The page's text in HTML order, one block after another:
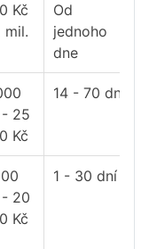
Kč
mil.
Od
jednoho
dne
- 25
Kč
14 - 70 dní
- 20
Kč
1 - 30 dní